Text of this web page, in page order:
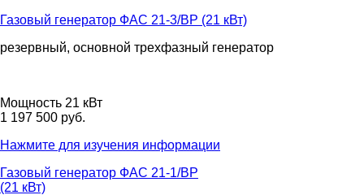
Газовый генератор ФАС 21-3/ВР (21 кВт)
резервный, основной трехфазный генератор
Мощность 21 кВт
1 197 500 руб.
Нажмите для изучения информации
Газовый генератор ФАС 21-1/ВР
(21 кВт)